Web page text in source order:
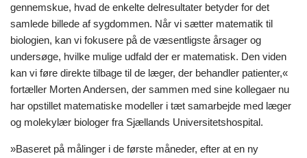
gennemskue, hvad de enkelte delresultater betyder for det
samlede billede af sygdommen. Når vi sætter matematik til
biologien, kan vi fokusere på de væsentligste årsager og
undersøge, hvilke mulige udfald der er matematisk. Den viden
kan vi føre direkte tilbage til de læger, der behandler patienter,«
fortæller Morten Andersen, der sammen med sine kollegaer nu
har opstillet matematiske modeller i tæt samarbejde med læger
og molekylær biologer fra Sjællands Universitetshospital.
»Baseret på målinger i de første måneder, efter at en ny